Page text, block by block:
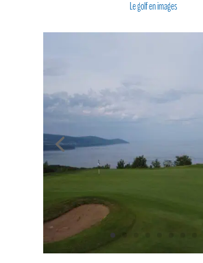
Le golf en images